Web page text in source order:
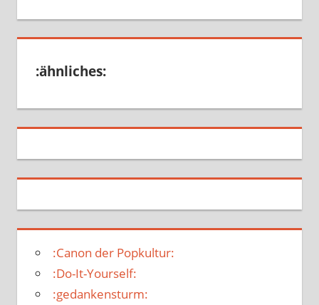
:ähnliches:
:Canon der Popkultur:
:Do-It-Yourself:
:gedankensturm: